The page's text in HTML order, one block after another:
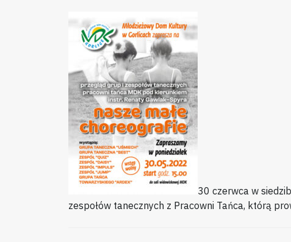
30 czerwca w
zespołów tanecznych z Pracowni Tańca, którą